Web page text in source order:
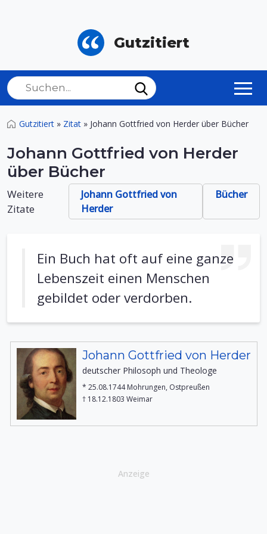
Gutzitiert
Gutzitiert » Zitat » Johann Gottfried von Herder über Bücher
Johann Gottfried von Herder
über Bücher
Weitere
Zitate
Johann Gottfried von
Herder
Bücher
Ein Buch hat oft auf eine ganze
Lebenszeit einen Menschen
gebildet oder verdorben.
Johann Gottfried von Herder
deutscher Philosoph und Theologe
* 25.08.1744 Mohrungen, Ostpreußen
† 18.12.1803 Weimar
Anzeige